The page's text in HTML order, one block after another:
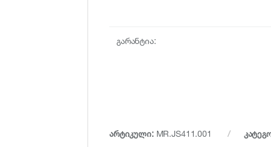
გარანტია:
არტიკული: MR.JS411.001